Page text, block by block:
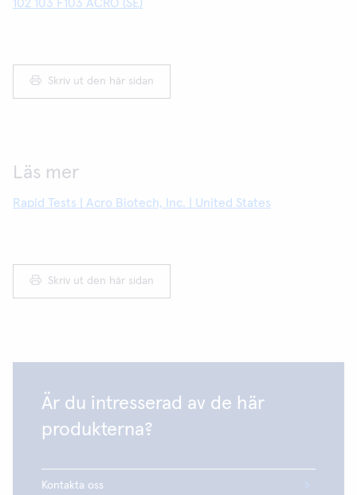
102 103 F103 ACRO (SE)
Skriv ut den här sidan
Läs mer
Rapid Tests | Acro Biotech, Inc. | United States
Skriv ut den här sidan
Är du intresserad av de här
produkterna?
Kontakta oss